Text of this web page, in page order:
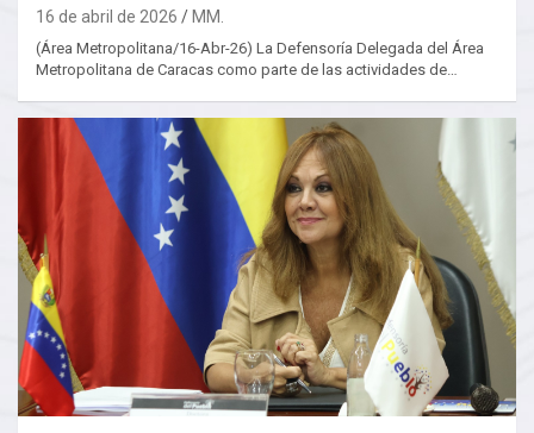
16 de abril de 2026 MM.
(Área Metropolitana/16-Abr-26) La Defensoría Delegada del Área
Metropolitana de Caracas como parte de las actividades de…